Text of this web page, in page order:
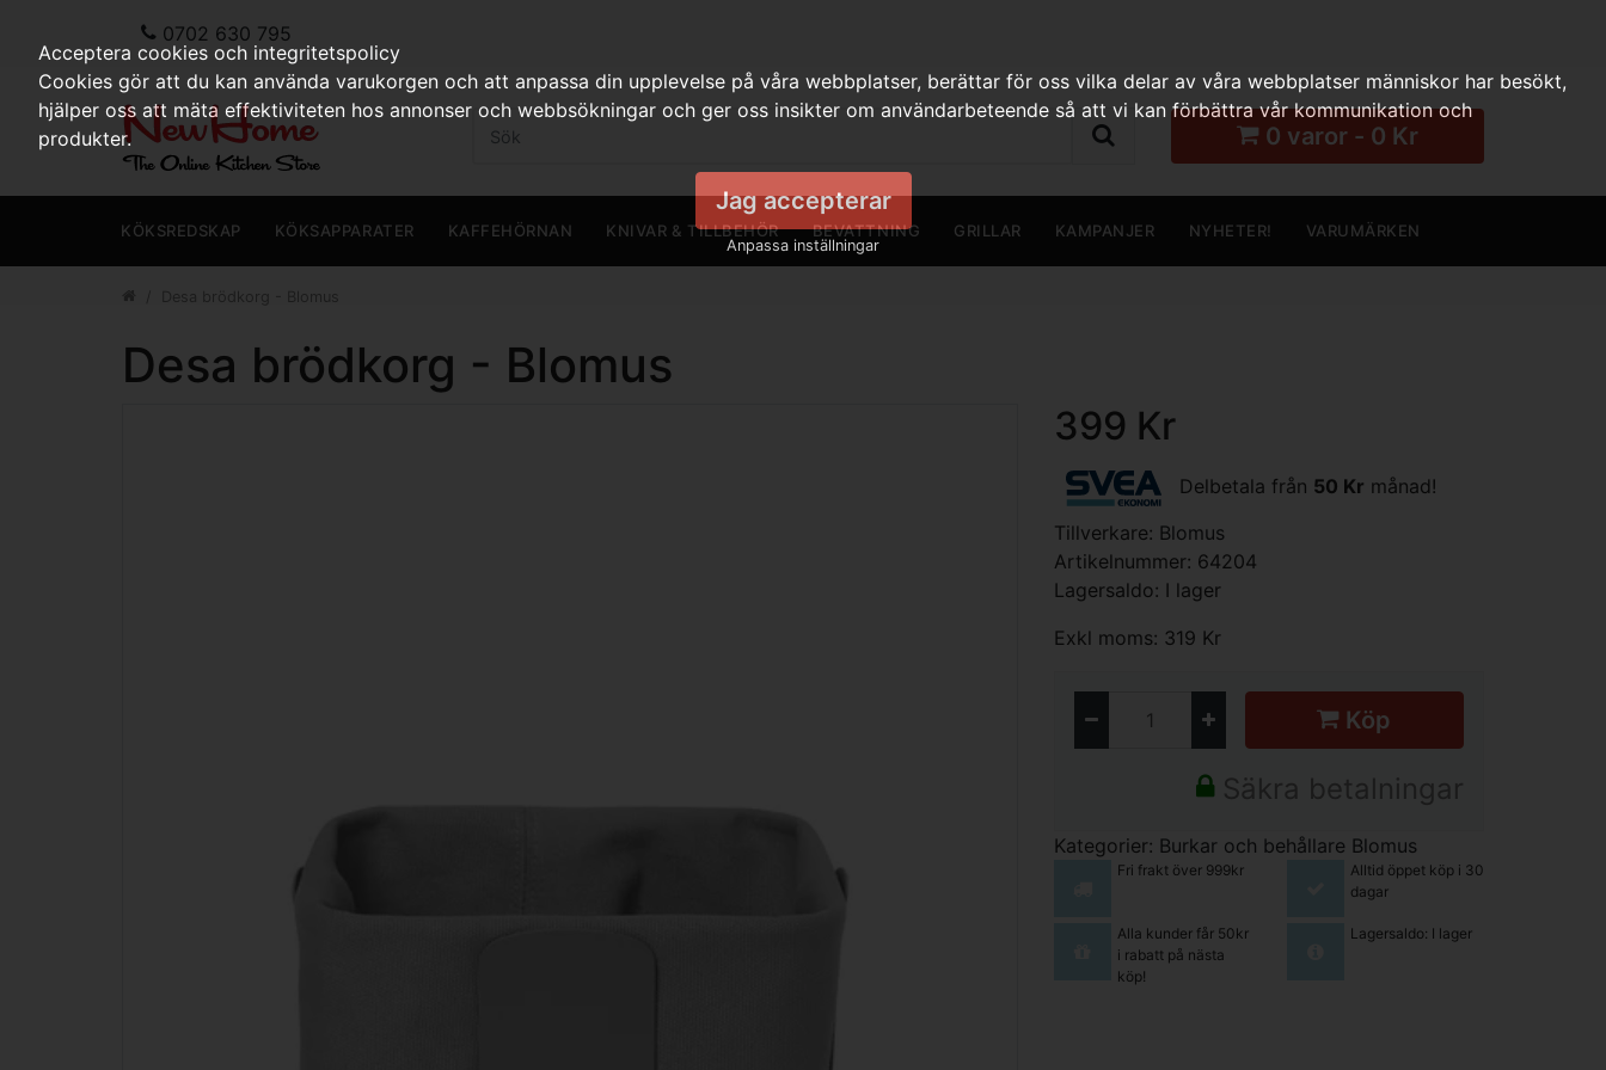
0702 630 795
0 varor - 0 Kr
KÖKSREDSKAP KÖKSAPPARATER KAFFEHÖRNAN KNIVAR & TILLBEHÖR BEVATTNING GRILLAR KAMPANJER NYHETER! VARUMÄRKEN
Desa brödkorg - Blomus
399 Kr
Delbetala från 50 Kr månad!
Tillverkare: Blomus
Artikelnummer: 64204
Lagersaldo: I lager
Exkl moms: 319 Kr
Köp
Säkra betalningar
Kategorier: Burkar och behållare Blomus
Fri frakt över 999kr
Alltid öppet köp i 30
dagar
Alla kunder får 50kr
i rabatt på nästa
köp!
Lagersaldo: I lager
Acceptera cookies och integritetspolicy
Cookies gör att du kan använda varukorgen och att anpassa din upplevelse på våra webbplatser, berättar för oss vilka delar av våra webbplatser människor har besökt,
hjälper oss att mäta effektiviteten hos annonser och webbsökningar och ger oss insikter om användarbeteende så att vi kan förbättra vår kommunikation och
produkter.
Jag accepterar
Anpassa inställningar